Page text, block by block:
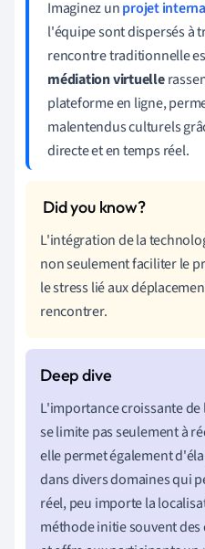
Imaginez unprojet
l'équipe sont dispersés à
rencontre traditionnelle
médiation virtuelle
plateforme en ligne,
malentendus culturels
directe et en temps réel.
L'intégration de la
non seulement faciliter le
le stress lié aux
rencontrer.
L'importance croissante
se limite pas seulement à
elle permet également
dans divers domaines qui
réel, peu importe la
méthode initie souvent